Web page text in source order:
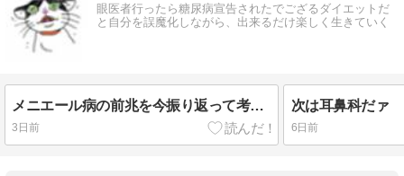
眼医者行ったら糖尿病宣告されたでござるダイエットだ
と自分を誤魔化しながら、出来るだけ楽しく生きていく
メニエール病の前兆を今振り返って考える
3日前
次は耳鼻科だァ
6日前